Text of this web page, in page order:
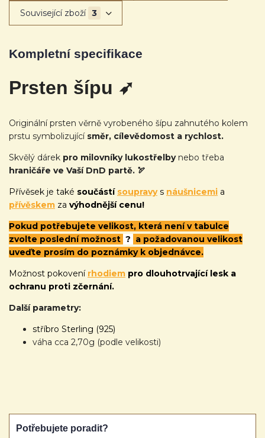
Související zboží 3
Kompletní specifikace
Prsten šípu ➶
Originální prsten věrně vyrobeného šípu zahnutého kolem
prstu symbolizující směr, cílevědomost a rychlost.
Skvělý dárek pro milovníky lukostřelbynebo třeba
hraničáře ve Vaší DnD partě. 🏹
Přívěsek je také součástí soupravys náušnicemi a
přívěskem za výhodnější cenu!
Pokud potřebujete velikost, která není v tabulce
zvolte poslední možnost ? a požadovanou velikost
uveďte prosím do poznámky k objednávce.
Možnost pokovení rhodiem pro dlouhotrvající lesk a
ochranu proti zčernání.
Další parametry:
stříbro Sterling (925)
váha cca 2,70g (podle velikosti)
Potřebujete poradit?